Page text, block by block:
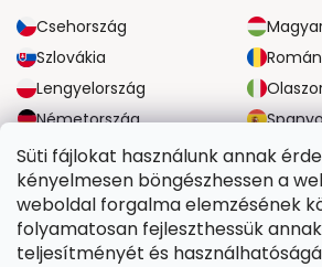
Süti fájlokat használunk annak
kényelmesen böngészhessen a
weboldal forgalma elemzésének
folyamatosan fejleszthessük
teljesítményét és
Csehország
Szlovákia
Lengyelország
Németország
Nagy-Britannia
MEGBÍZHATÓ SZÁLLÍTÁSI LEHETŐSÉGEK